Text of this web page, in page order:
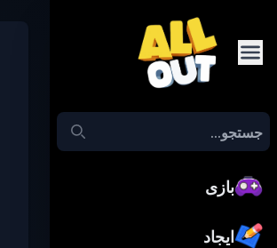
بازی
ایجاد